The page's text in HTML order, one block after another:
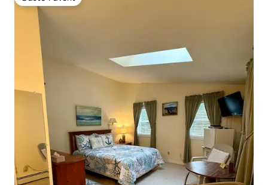
Gäste-Favorit